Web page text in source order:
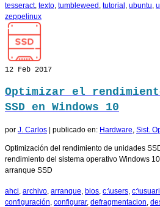
tesseract, texto, tumbleweed , tutorial , ubuntu,
zeppelinux
12 Feb 2017
Optimizar el
SSD en Windows 10
por J. Carlos publicado en: Hardware, Sist.
Optimización del rendimiento de unidades
rendimiento del sistema operativo Windows
arranque SSD
ahci, archivo, arranque, bios, c:\users,
configuración, configurar, defragmentacion,